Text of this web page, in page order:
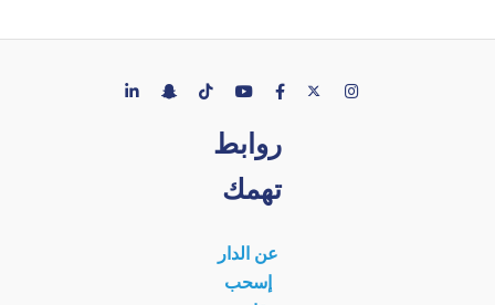
روابط
تهمك
عن الدار
إسحب